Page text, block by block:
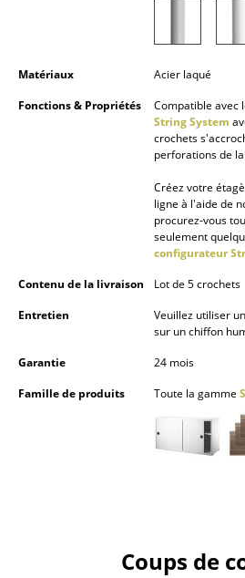
Luminaires
Suspensions & Plafonniers
Lampes de bureau
Lampadaires et Liseuses
Luminaires d’extérieur
Lampes sans fil
Lits empilables
Matériaux
Acier laqué
Fonctions & Propriétés
Compatible avec
String System
crochets
perforations de
Créez votre
ligne à l'aide de
procurez-vous
seulement
configurateur
Contenu de la livraison
Lot de 5 crochets
Entretien
Veuillez utiliser
sur un chiffon
Garantie
24 mois
Famille de produits
Toute la gamme
Coups de